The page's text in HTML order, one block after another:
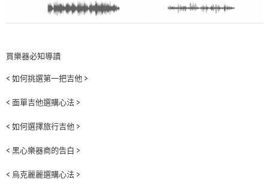
買樂器必知導讀
< 如何挑選第一把吉他 >
< 面單吉他選購心法 >
< 如何選擇旅行吉他 >
< 黑心樂器商的告白 >
< 烏克麗麗選購心法 >